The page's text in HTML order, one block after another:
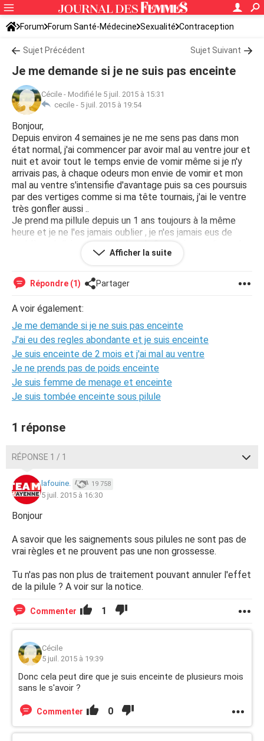
Forum Forum Santé-Médecine Sexualité Contraception
Sujet Précédent Sujet Suivant
Je me demande si je ne suis pas enceinte
Cécile - Modifié le 5 juil. 2015 à 15:31
cecile - 5 juil. 2015 à 19:54
Bonjour,
Depuis environ 4 semaines je ne me sens pas dans mon
état normal, j'ai commencer par avoir mal au ventre jour et
nuit et avoir tout le temps envie de vomir même si je n'y
arrivais pas, à chaque odeurs mon envie de vomir et mon
mal au ventre s'intensifie d'avantage puis sa ces poursuis
par des vertiges comme si ma tête tournais, j'ai le ventre
très gonfler aussi ..
Je prend ma pillule depuis un 1 ans toujours à la même
heure et je ne l'es jamais oublier , je n'es jamais eus de
problème ! J'ai eus mes règles y'a 3 semaine un dimanche
et j'ai eus une relation sexuelle 2 semaine apres la fin de
enceinte Je suis très inquiète même si normalement je
devrai avoir mes prochaines règles dimanche prochain
J'ai peut-être pensais à des verres solitaire
Afficher la suite
Répondre (1) Partager
A voir également:
Je me demande si je ne suis pas enceinte
J'ai eu des regles abondante et je suis enceinte
Je suis enceinte de 2 mois et j'ai mal au ventre
Je ne prends pas de poids enceinte
Je suis femme de menage et enceinte
Je suis tombée enceinte sous pilule
1 réponse
RÉPONSE 1 / 1
lafouine. 19 758
5 juil. 2015 à 16:30
Bonjour
A savoir que les saignements sous pilules ne sont pas de
vrai règles et ne prouvent pas une non grossesse.
Tu n'as pas non plus de traitement pouvant annuler l'effet
de la pilule ? A voir sur la notice.
Commenter 1
Cécile
5 juil. 2015 à 19:39
Donc cela peut dire que je suis enceinte de plusieurs mois
sans le s'avoir ?
Commenter 0